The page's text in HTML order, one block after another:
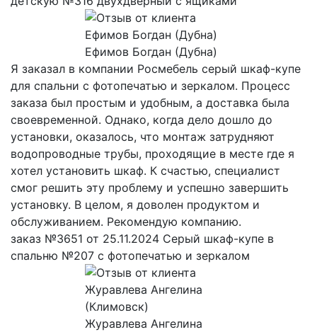
Ефимов Богдан (Дубна)
Я заказал в компании Росмебель серый шкаф-купе
для спальни с фотопечатью и зеркалом. Процесс
заказа был простым и удобным, а доставка была
своевременной. Однако, когда дело дошло до
установки, оказалось, что монтаж затрудняют
водопроводные трубы, проходящие в месте где я
хотел установить шкаф. К счастью, специалист
смог решить эту проблему и успешно завершить
установку. В целом, я доволен продуктом и
обслуживанием. Рекомендую компанию.
заказ №3651 от 25.11.2024 Серый шкаф-купе в
спальню №207 с фотопечатью и зеркалом
Журавлева Ангелина